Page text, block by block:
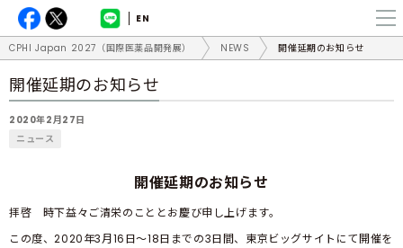
EN
CPHI Japan 2027（国際医薬品開発展） NEWS 開催延期のお知らせ
開催延期のお知らせ
2020年2月27日
ニュース
開催延期のお知らせ
拝啓 時下益々ご清栄のこととお慶び申し上げます。
この度、2020年3月16日～18日までの3日間、東京ビッグサイトにて開催を